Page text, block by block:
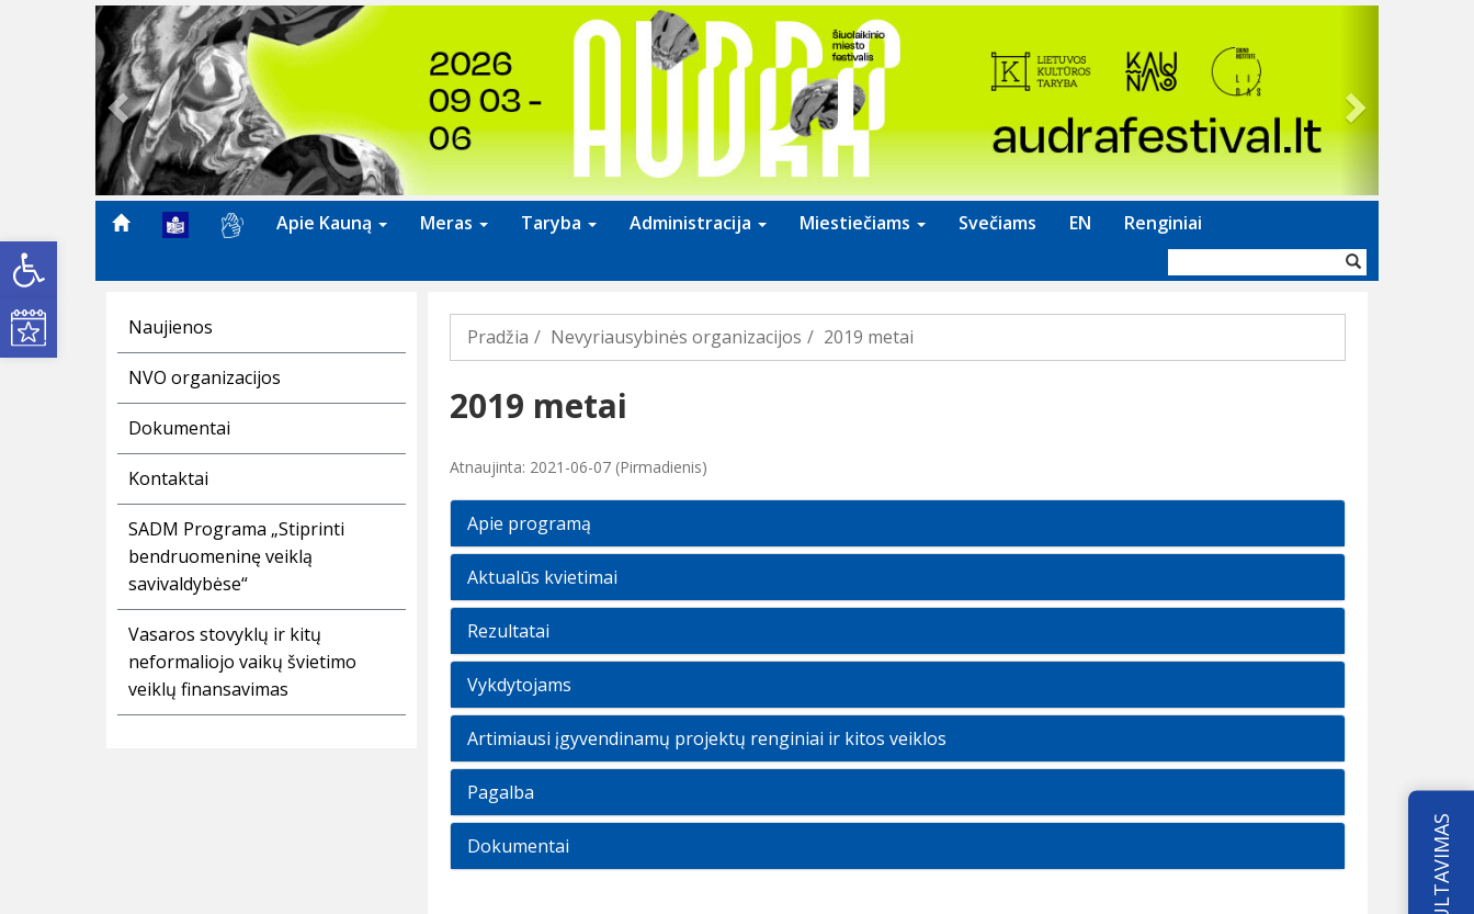
Open toolbar
Kultūros renginiai
Previous
Apie Kauną Meras Taryba Administracija Miestiečiams Svečiams EN Renginiai
forma
Naujienos
NVO organizacijos
Dokumentai
Kontaktai
SADM Programa „Stiprinti
bendruomeninę veiklą
savivaldybėse“
Vasaros stovyklų ir kitų
neformaliojo vaikų švietimo
veiklų finansavimas
Pradžia Nevyriausybinės organizacijos 2019 metai
2019 metai
Atnaujinta: 2021-06-07 (Pirmadienis)
Apie programą
Aktualūs kvietimai
Rezultatai
Vykdytojams
Artimiausi įgyvendinamų projektų renginiai ir kitos veiklos
Pagalba
Dokumentai